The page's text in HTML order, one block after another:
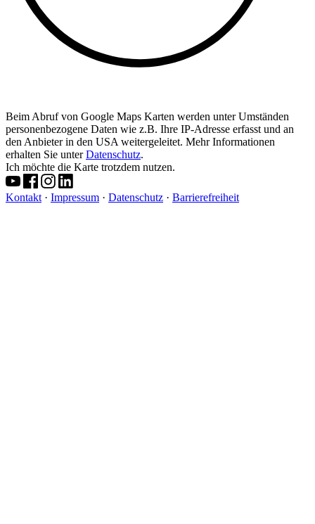
Beim Abruf von Google Maps Karten werden unter Umständen
personenbezogene Daten wie z.B. Ihre IP-Adresse erfasst und an
den Anbieter in den USA weitergeleitet. Mehr Informationen
erhalten Sie unterDatenschutz.
Ich möchte die Karte trotzdem nutzen.
Kontakt · Impressum · Datenschutz · Barrierefreiheit